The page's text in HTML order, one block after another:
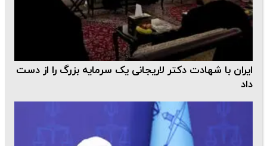
ایران با شهادت دکتر لاریجانی یک سرمایه بزرگ را از دست
داد